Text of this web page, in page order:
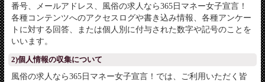
番号、メールアドレス、風俗の求人なら365日マネー女子宣言！
各種コンテンツへのアクセスログや書き込み情報、各種アンケー
トに対する回答、または個人別に付与された数字や記号のことを
いいます。
2)個人情報の収集について
風俗の求人なら365日マネー女子宣言！では、ご利用いただく皆